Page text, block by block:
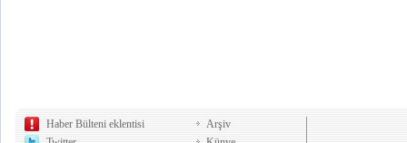
Haber Bülteni eklentisi
Arşiv